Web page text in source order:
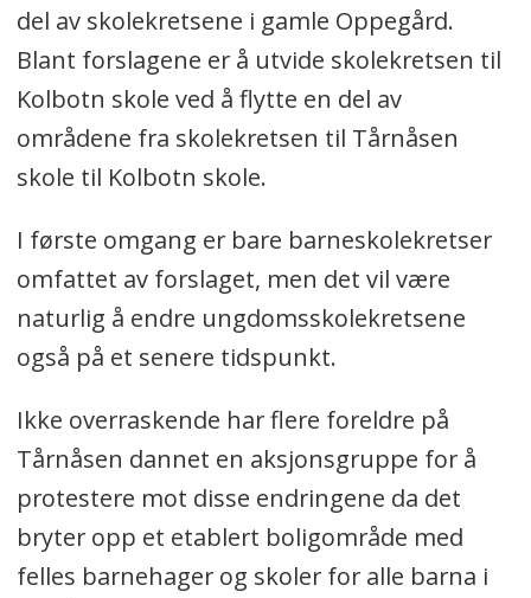
del av skolekretsene i gamle Oppegård.
Blant forslagene er å utvide skolekretsen til
Kolbotn skole ved å flytte en del av
områdene fra skolekretsen til Tårnåsen
skole til Kolbotn skole.
I første omgang er bare barneskolekretser
omfattet av forslaget, men det vil være
naturlig å endre ungdomsskolekretsene
også på et senere tidspunkt.
Ikke overraskende har flere foreldre på
Tårnåsen dannet en aksjonsgruppe for å
protestere mot disse endringene da det
bryter opp et etablert boligområde med
felles barnehager og skoler for alle barna i